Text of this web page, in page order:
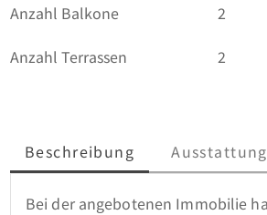
Anzahl Balkone
2
Anzahl Terrassen
2
Beschreibung Ausstattung
Bei der angebotenen Immobilie